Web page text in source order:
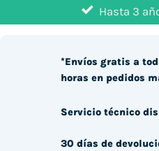
Hasta 3
*Envíos gratis a
horas en pedidos
Servicio técnico
30 días de